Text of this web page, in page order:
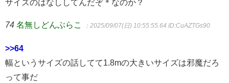
サイズのはなししてんだぞ＊なのか？
74 名無しどんぶらこ ：2025/09/07(日) 10:55:55.64 ID:CuAZTGs90
>>64
幅というサイズの話してて1.8mの大きいサイズは邪魔だろ
って事だ